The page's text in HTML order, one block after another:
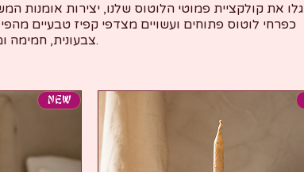
גלו את קולקציית פמוטי הלוטוס שלנו, יצירות
כפרחי לוטוס פתוחים ועשויים מצדפי קפיז טבעיים
צבעונית, חמימה ומרגיעה שעוטפת את כל החדר.
NEW